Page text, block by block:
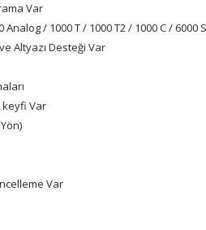
Var
Analog / 1000 T / 1000 T2 / 1000 C / 6000
Altyazı Desteği Var
Var
Var